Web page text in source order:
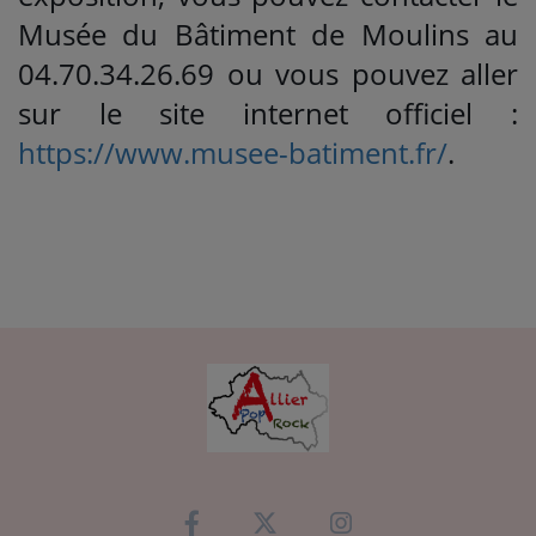
Musée du Bâtiment de Moulins au
04.70.34.26.69 ou vous pouvez aller
sur le site internet officiel :
https://www.musee-batiment.fr/.